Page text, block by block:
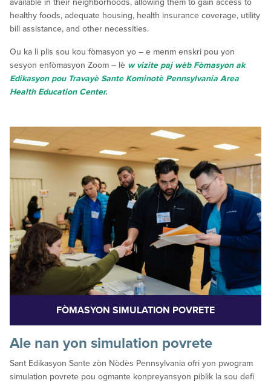
available in their neighborhoods, allowing them to gain access to
healthy foods, adequate housing, health insurance coverage, utility
bill assistance, and other necessities.
Ou ka li plis sou kou fòmasyon yo – e menm enskri pou yon
sesyon enfòmasyon Zoom – lè w vizite paj wèb Fòmasyon ak
Edikasyon pou Travayè Sante Kominotè Pennsylvania Area
Health Education Center.
FÒMASYON SIMULATION POVRETE
Ale nan yon simulation povrete
Sant Edikasyon Sante zòn Nòdès Pennsylvania ofri yon pwogram
simulation povrete pou ogmante konpreyansyon piblik la sou defi